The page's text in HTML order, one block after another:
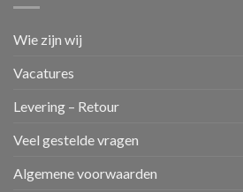
Wie zijn wij
Vacatures
Levering – Retour
Veel gestelde vragen
Algemene voorwaarden